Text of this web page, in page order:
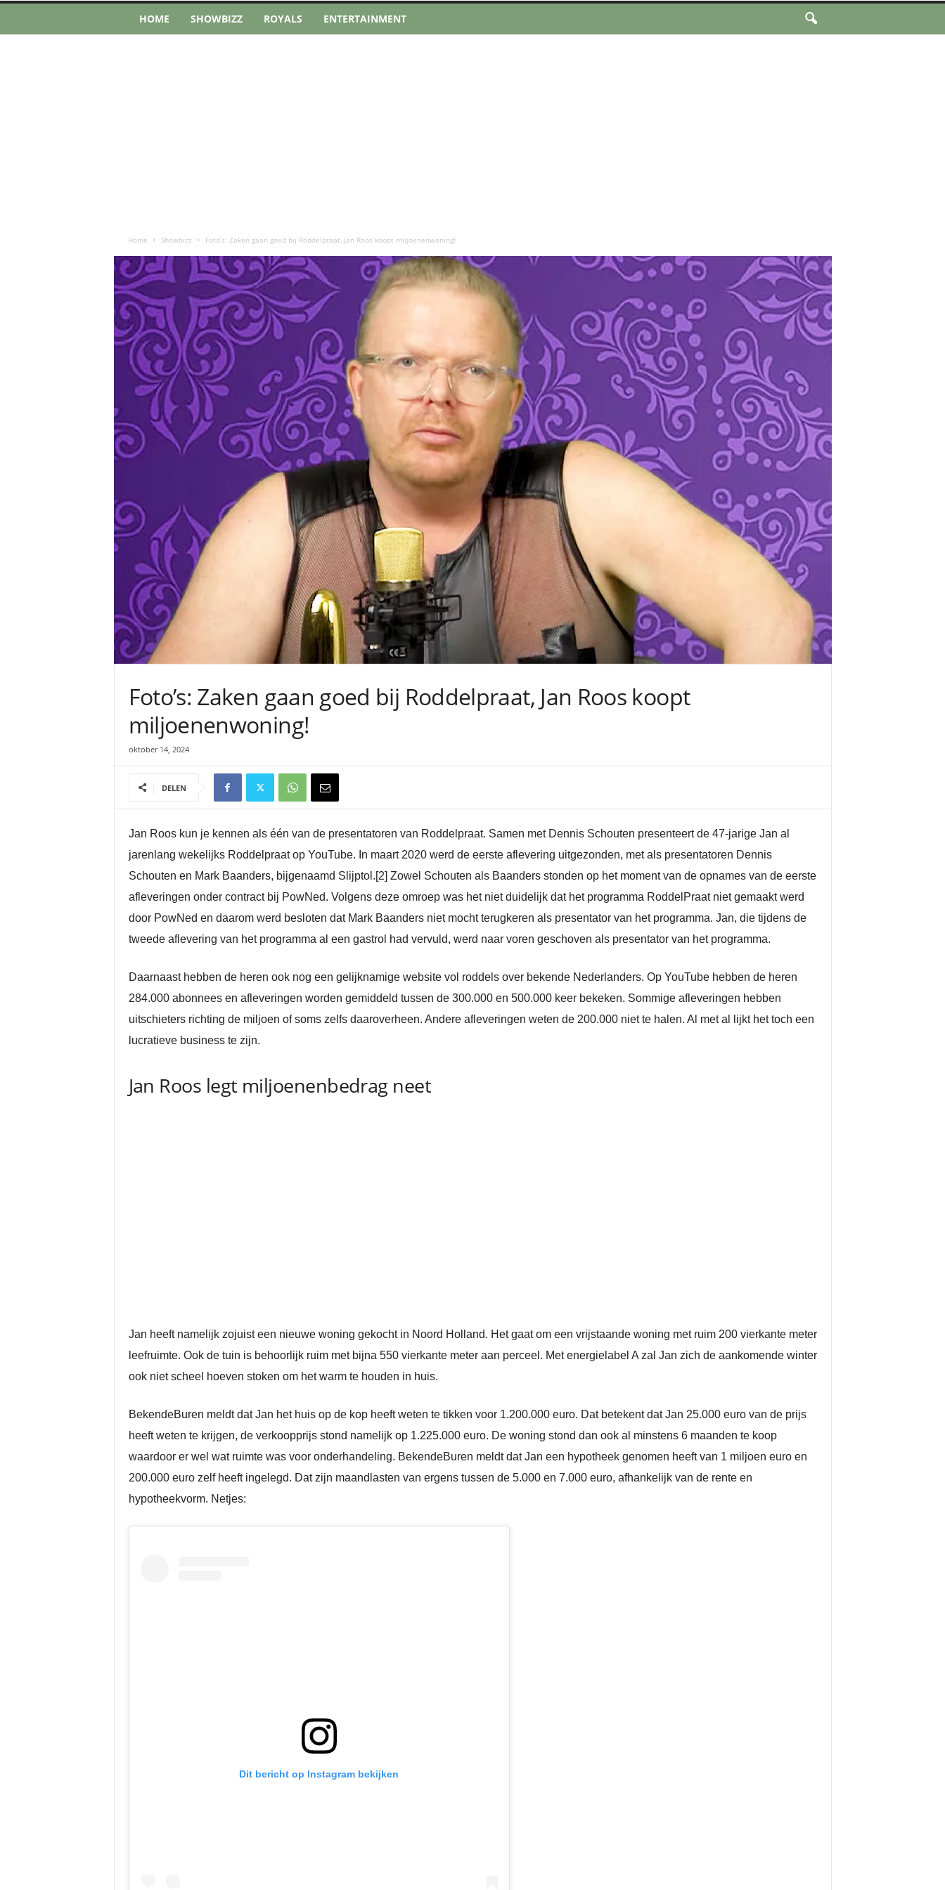
HOME SHOWBIZZ ROYALS ENTERTAINMENT
Home Showbizz Foto’s: Zaken gaan goed bij Roddelpraat, Jan Roos koopt miljoenenwoning!
Foto’s: Zaken gaan goed bij Roddelpraat, Jan Roos koopt
miljoenenwoning!
oktober 14, 2024
DELEN
Jan Roos kun je kennen als één van de presentatoren van Roddelpraat. Samen met Dennis Schouten presenteert de 47-jarige Jan al
jarenlang wekelijks Roddelpraat op YouTube. In maart 2020 werd de eerste aflevering uitgezonden, met als presentatoren Dennis
Schouten en Mark Baanders, bijgenaamd Slijptol.[2] Zowel Schouten als Baanders stonden op het moment van de opnames van de eerste
afleveringen onder contract bij PowNed. Volgens deze omroep was het niet duidelijk dat het programma RoddelPraat niet gemaakt werd
door PowNed en daarom werd besloten dat Mark Baanders niet mocht terugkeren als presentator van het programma. Jan, die tijdens de
tweede aflevering van het programma al een gastrol had vervuld, werd naar voren geschoven als presentator van het programma.
Daarnaast hebben de heren ook nog een gelijknamige website vol roddels over bekende Nederlanders. Op YouTube hebben de heren
284.000 abonnees en afleveringen worden gemiddeld tussen de 300.000 en 500.000 keer bekeken. Sommige afleveringen hebben
uitschieters richting de miljoen of soms zelfs daaroverheen. Andere afleveringen weten de 200.000 niet te halen. Al met al lijkt het toch een
lucratieve business te zijn.
Jan Roos legt miljoenenbedrag neet
Jan heeft namelijk zojuist een nieuwe woning gekocht in Noord Holland. Het gaat om een vrijstaande woning met ruim 200 vierkante meter
leefruimte. Ook de tuin is behoorlijk ruim met bijna 550 vierkante meter aan perceel. Met energielabel A zal Jan zich de aankomende winter
ook niet scheel hoeven stoken om het warm te houden in huis.
BekendeBuren meldt dat Jan het huis op de kop heeft weten te tikken voor 1.200.000 euro. Dat betekent dat Jan 25.000 euro van de prijs
heeft weten te krijgen, de verkoopprijs stond namelijk op 1.225.000 euro. De woning stond dan ook al minstens 6 maanden te koop
waardoor er wel wat ruimte was voor onderhandeling. BekendeBuren meldt dat Jan een hypotheek genomen heeft van 1 miljoen euro en
200.000 euro zelf heeft ingelegd. Dat zijn maandlasten van ergens tussen de 5.000 en 7.000 euro, afhankelijk van de rente en
hypotheekvorm. Netjes:
Dit bericht op Instagram bekijken